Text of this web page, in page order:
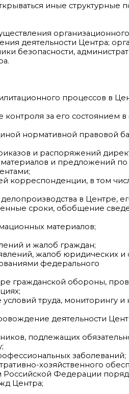
иные структурные
деятельности Центра;
безопасности,
процессов в
за его состоянием в
нормативной правовой
и распоряжений
материалов и предложений
корреспонденции, в том
в Центре,
сроки, обобщение
материалов;
и жалоб граждан;
жалоб юридических и
федерального
гражданской обороны,
труда, мониторингу и
деятельности
подлежащих
заболеваний;
хозяйственного
Федерации
Центра;